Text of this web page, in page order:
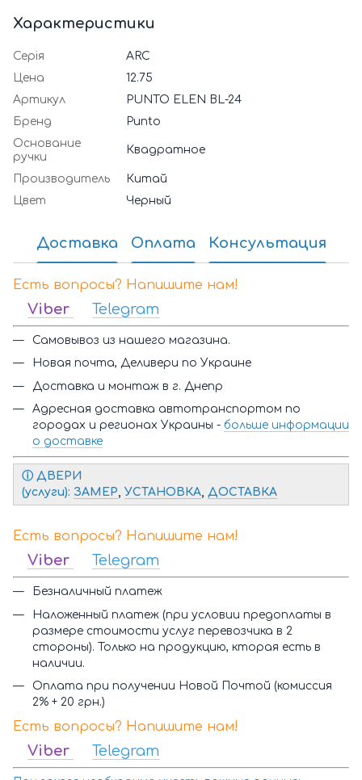
Характеристики
Серія
ARC
Цена
12.75
Артикул
PUNTO ELEN BL-24
Бренд
Punto
Основание
ручки
Квадратное
Производитель
Китай
Цвет
Черный
Доставка Оплата Консультация
Есть вопросы? Напишите нам!
Viber Telegram
Самовывоз из нашего магазина.
Новая почта, Деливери по Украине
Доставка и монтаж в г. Днепр
Адресная доставка автотранспортом по
городах и регионах Украины - больше информации
о доставке
ⓘ Д ВЕРИ
(услуги): ЗАМЕР, УСТАНОВКА, ДОСТАВКА
Есть вопросы? Напишите нам!
Viber Telegram
Безналичный платеж
Наложенный платеж (при условии предоплаты в
размере стоимости услуг перевозчика в 2
стороны). Только на продукцию, кторая есть в
наличии.
Оплата при получении Новой Почтой (комиссия
2% + 20 грн.)
Есть вопросы? Напишите нам!
Viber Telegram